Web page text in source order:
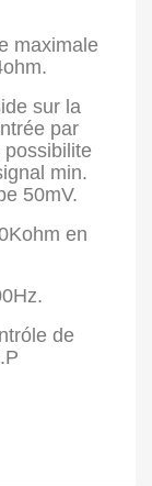
maximale
sur la
par
possibilite
min.
50mV.
en
de